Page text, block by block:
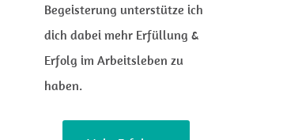
Begeisterung unterstütze ich
dich dabei mehr Erfüllung &
Erfolg im Arbeitsleben zu
haben.